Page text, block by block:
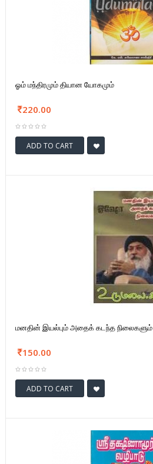
ஓம் மந்திரமும் தியான யோகமும்
220.00
ADD TO CART
மனதின் இயல்பும் அதைக் கடந்த நிலைகளும்
150.00
ADD TO CART